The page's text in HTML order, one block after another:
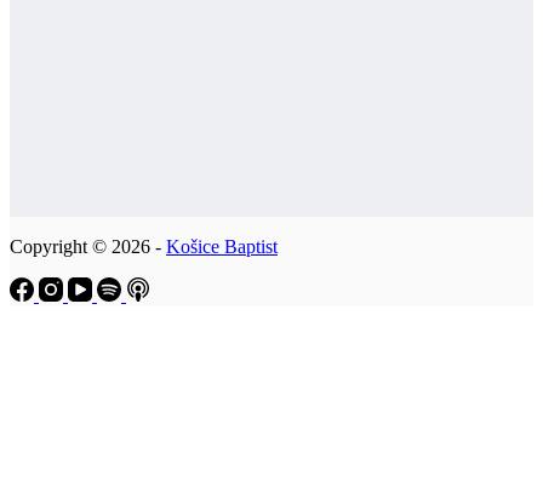
Copyright © 2026 - Košice Baptist